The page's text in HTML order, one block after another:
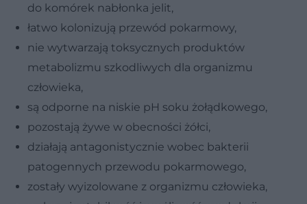
do komórek nabłonka jelit,
łatwo kolonizują przewód pokarmowy,
nie wytwarzają toksycznych produktów
metabolizmu szkodliwych dla organizmu
człowieka,
są odporne na niskie pH soku żołądkowego,
pozostają żywe w obecności żółci,
działają antagonistycznie wobec bakterii
patogennych przewodu pokarmowego,
zostały wyizolowane z organizmu człowieka,